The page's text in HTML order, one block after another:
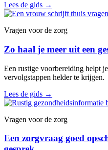
Lees de gids →
Vragen voor de zorg
Zo haal je meer uit een
Een rustige voorbereiding helpt
vervolgstappen helder te krijgen.
Lees de gids →
Vragen voor de zorg
Een zorgvraag goed